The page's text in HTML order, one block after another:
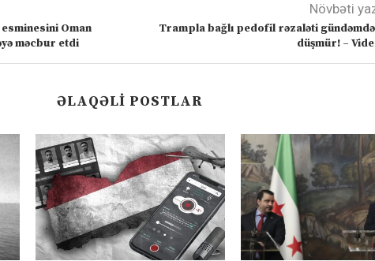
esminesini Oman
məcbur etdi
Növbəti
Trampla bağlı pedofil rəzaləti
düşmür! –
ƏLAQƏLI POSTLAR